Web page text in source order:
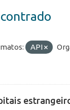
API